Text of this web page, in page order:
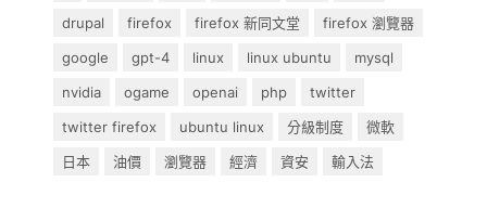
drupal
firefox firefox 新同文堂
firefox 瀏覽器
google
gpt-4 linux linux ubuntu
mysql
nvidia
ogame openai php
twitter
twitter firefox
ubuntu linux 分級制度
微軟
日本
油價 瀏覽器 經濟 資安 輸入法